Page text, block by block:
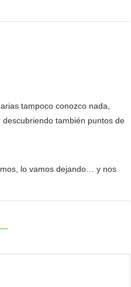
tampoco conozco nada,
también puntos de
lo vamos dejando… y nos